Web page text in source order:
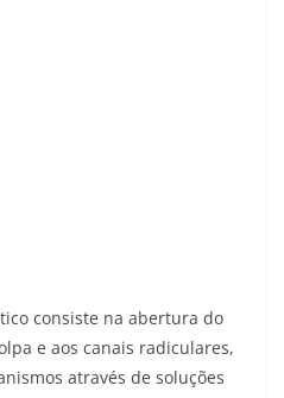
consiste na abertura do
e aos canais radiculares,
através de soluções